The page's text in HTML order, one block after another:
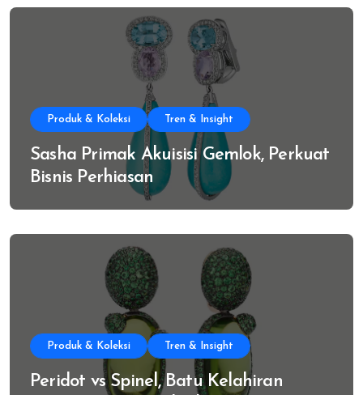
Produk & Koleksi Tren & Insight
Sasha Primak Akuisisi Gemlok, Perkuat
Bisnis Perhiasan
Produk & Koleksi Tren & Insight
Peridot vs Spinel, Batu Kelahiran